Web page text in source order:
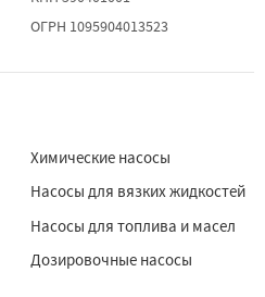
ОГРН 1095904013523
Химические насосы
Насосы для вязких жидкостей
Насосы для топлива и масел
Дозировочные насосы